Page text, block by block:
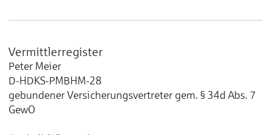
Vermittlerregister
Peter Meier
D-HDKS-PMBHM-28
gebundener Versicherungsvertreter gem. § 34d Abs. 7
GewO